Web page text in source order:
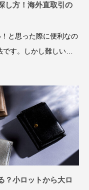
し方！海外直取引の
と思った際に便利なの
す。しかし難しいの
？小ロットから大ロ